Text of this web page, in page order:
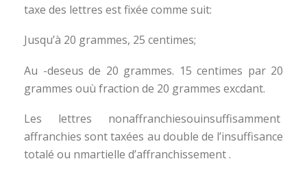
taxe des lettres est fixée comme suit:
Jusqu’à 20 grammes, 25 centimes;
Au -deseus de 20 grammes. 15 centimes par 20
grammes ouù fraction de 20 grammes excdant.
Les lettres nonaffranchiesouinsuffisamment
affranchies sont taxées au double de l’insuffisance
totalé ou nmartielle d’affranchissement .